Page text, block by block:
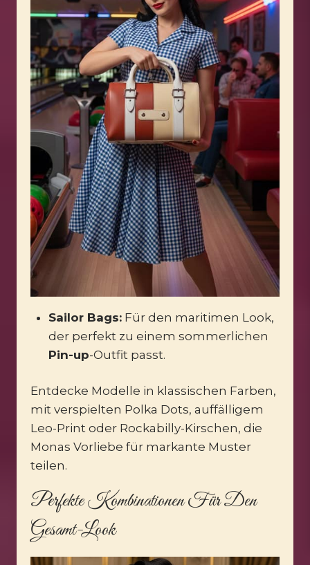
Sailor Bags:Für den maritimen Look,
der perfekt zu einem sommerlichen
Pin-up-Outfit passt.
Entdecke Modelle in klassischen Farben,
mit verspielten Polka Dots, auffälligem
Leo-Print oder Rockabilly-Kirschen, die
Monas Vorliebe für markante Muster
teilen.
Perfekte Kombinationen Für Den
Gesamt-Look